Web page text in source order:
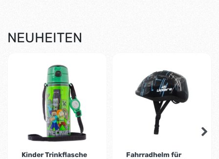
NEUHEITEN
Kinder Trinkflasche
Fahrradhelm für